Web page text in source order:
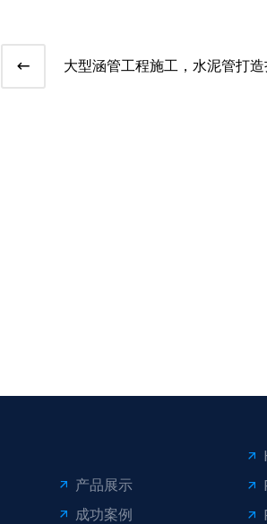
大型涵管工程施工，水泥管打
产品展示
成功案例